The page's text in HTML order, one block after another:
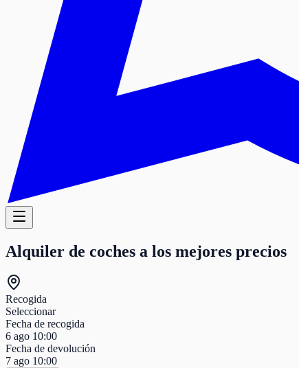
Alquiler de coches a los mejores precios
Recogida
Seleccionar
Fecha de recogida
6 ago 10:00
Fecha de devolución
7 ago 10:00